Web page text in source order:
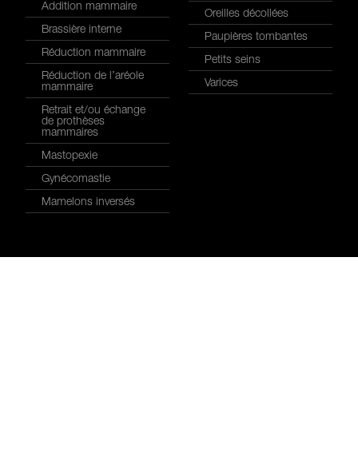
Addition mammaire
Brassière interne
Réduction mammaire
Réduction de l’aréole
mammaire
Retrait et/ou échange
de prothèses
mammaires
Mastopexie
Gynécomastie
Mamelons inversés
Oreilles décollées
Paupières tombantes
Petits seins
Varices